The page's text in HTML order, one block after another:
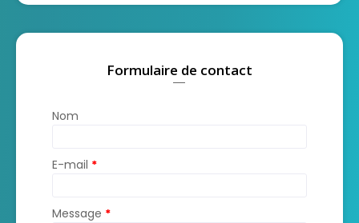
Formulaire de contact
Nom
E-mail *
Message *